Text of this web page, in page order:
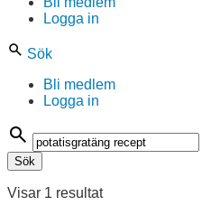
Logga in
Sök
Bli medlem
Logga in
Sök
på:
Visar 1 resultat